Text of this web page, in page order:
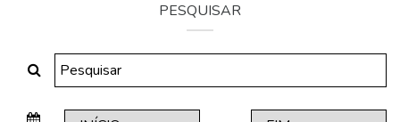
PESQUISAR